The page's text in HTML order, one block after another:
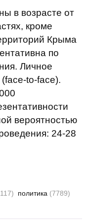
в возрасте от
кроме
Крыма
по
Личное
to-face).
вероятностью
24-28
политика (7789)